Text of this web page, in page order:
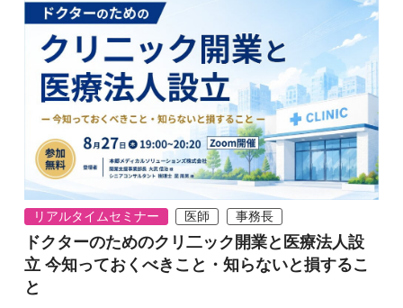
リアルタイムセミナー 医師 事務長
ドクターのためのクリ二ック開業と医療法人設
立 今知っておくべきこと・知らないと損するこ
と